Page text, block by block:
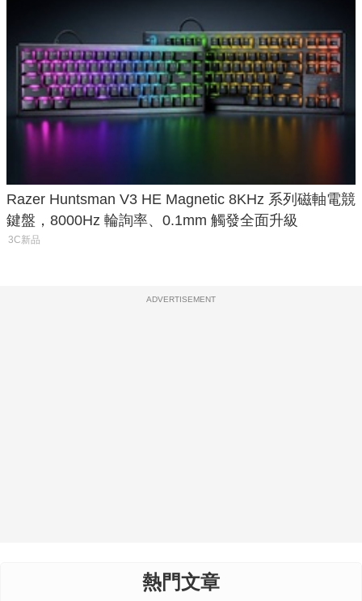
Razer Huntsman V3 HE Magnetic 8KHz 系列磁軸電競
鍵盤，8000Hz 輪詢率、0.1mm 觸發全面升級
3C新品
ADVERTISEMENT
熱門文章